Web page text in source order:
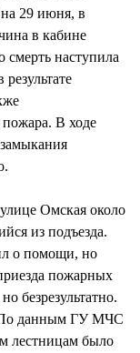
29 июня, в
в кабине
наступила
пожара. В ходе
Омская около
из подъезда.
о помощи, но
пожарных
безрезультатно.
данным ГУ МЧС
лестницам было